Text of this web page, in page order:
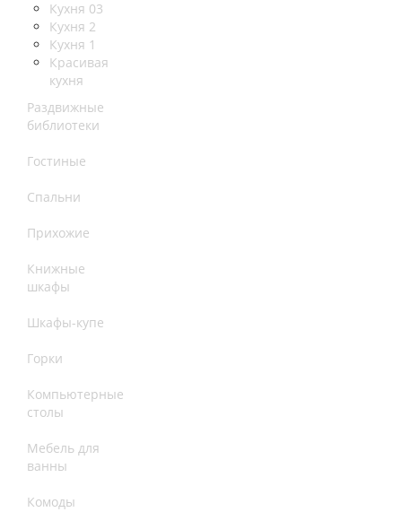
Кухня 03
Кухня 2
Кухня 1
Красивая
кухня
Раздвижные
библиотеки
Гостиные
Спальни
Прихожие
Книжные
шкафы
Шкафы-купе
Горки
Компьютерные
столы
Мебель для
ванны
Комоды